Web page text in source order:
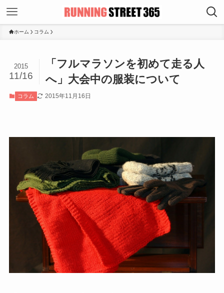
ホーム コラム
「フルマラソンを初めて走る人
へ」大会中の服装について
2015
11/16
コラム 2015年11月16日